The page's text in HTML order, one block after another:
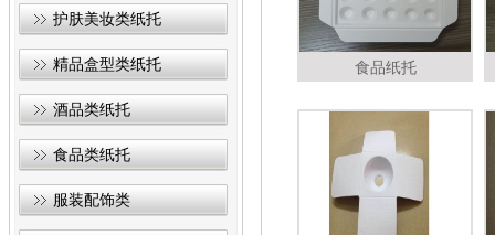
护肤美妆类纸托
精品盒型类纸托
酒品类纸托
食品类纸托
服装配饰类
食品纸托